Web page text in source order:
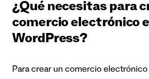
¿Qué necesitas para
comercio electrónico
WordPress?
Para crear un comercio electrónico